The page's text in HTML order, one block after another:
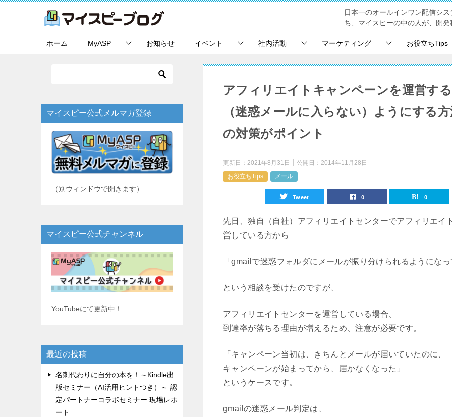
日本一のオールインワン配信シ
ち、マイスピーの中の人が、開
ホーム MyASP お知らせ イベント 社内活動 マーケティング お役立ちTips
アフィリエイトキャンペーンを運営す
（迷惑メールに入らない）ようにする
の対策がポイント
更新日： 2021年8月31日 公開日： 2014年11月28日
お役立ちTips
メール
Tweet 0 0
先日、独自（自社）アフィリエイトセンターでアフィリエイ
営している方から
「gmailで迷惑フォルダにメールが振り分けられるようにな
という相談を受けたのですが、
アフィリエイトセンターを運営している場合、
到達率が落ちる理由が増えるため、注意が必要です。
「キャンペーン当初は、きちんとメールが届いていたのに、
キャンペーンが始まってから、届かなくなった」
というケースです。
gmailの迷惑メール判定は、
マイスピー公式メルマガ登録
（別ウィンドウで開きます）
マイスピー公式チャンネル
YouTubeにて更新中！
最近の投稿
名刺代わりに自分の本を！～Kindle出
版セミナー（AI活用ヒントつき）～ 認
定パートナーコラボセミナー 現場レポ
ート